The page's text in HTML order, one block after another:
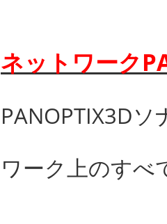
ネットワーク
PANOPTIX3D
ワーク上のすべ